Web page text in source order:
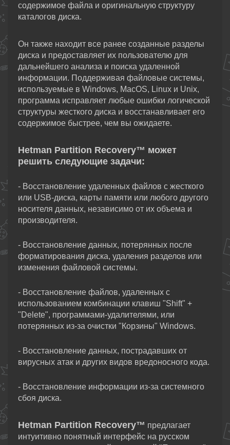
содержимое файла и оригинальную структуру
каталогов диска.
Он также находит все ранее созданные разделы
диска и предоставляет их пользователю для
дальнейшего анализа и поиска удаленной
информации. Поддерживая файловые системы,
используемые в Windows, MacOS, Linux и Unix,
программа исправляет любые ошибки логической
структуры жесткого диска и восстанавливает его
содержимое быстрее, чем вы ожидаете.
Hetman Partition Recovery™ может
решить следующие задачи:
- Восстановление удаленных файлов с жесткого
или USB-диска, карты памяти или любого другого
носителя данных, независимо от их объема и
производителя.
- Восстановление данных, потерянных после
форматирования диска, удаления разделов или
изменения файловой системы.
- Восстановление файлов, удаленных с
использованием комбинации клавиш "Shift" +
"Delete", программами-удалителями, или
потерянных из-за очистки "Корзины" Windows.
- Восстановление данных, пострадавших от
вирусных атак и других видов вредоносного кода.
- Восстановление информации из-за системного
сбоя диска.
Hetman Partition Recovery™ предлагает
интуитивно понятный интерфейс на русском